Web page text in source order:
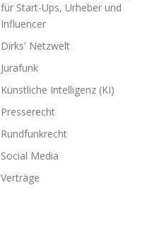
für Start-Ups, Urheber und
Influencer
Dirks' Netzwelt
Jurafunk
Künstliche Intelligenz (KI)
Presserecht
Rundfunkrecht
Social Media
Verträge